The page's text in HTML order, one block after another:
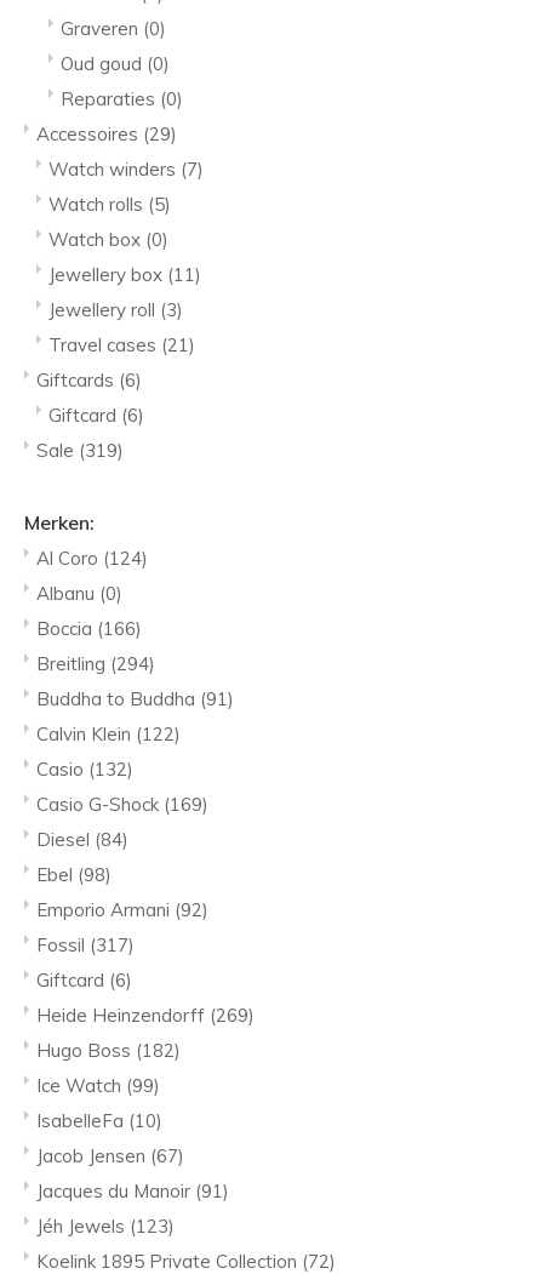
Graveren (0)
Oud goud (0)
Reparaties (0)
Accessoires (29)
Watch winders (7)
Watch rolls (5)
Watch box (0)
Jewellery box (11)
Jewellery roll (3)
Travel cases (21)
Giftcards (6)
Giftcard (6)
Sale (319)
Merken:
Al Coro (124)
Albanu (0)
Boccia (166)
Breitling (294)
Buddha to Buddha (91)
Calvin Klein (122)
Casio (132)
Casio G-Shock (169)
Diesel (84)
Ebel (98)
Emporio Armani (92)
Fossil (317)
Giftcard (6)
Heide Heinzendorff (269)
Hugo Boss (182)
Ice Watch (99)
IsabelleFa (10)
Jacob Jensen (67)
Jacques du Manoir (91)
Jéh Jewels (123)
Koelink 1895 Private Collection (72)